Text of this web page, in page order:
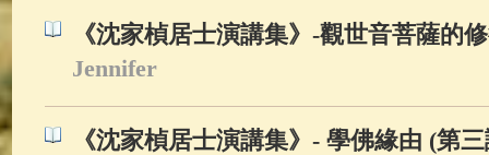
《沈家楨居士演講集》-觀世音菩薩的
Jennifer
《沈家楨居士演講集》- 學佛緣由 (第